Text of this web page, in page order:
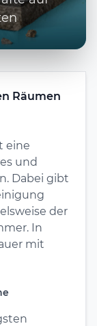
Räumen
eine
und
Dabei gibt
der
In
mit